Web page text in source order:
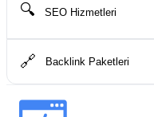
🔍 SEO Hizmetleri
🔗 Backlink Paketleri